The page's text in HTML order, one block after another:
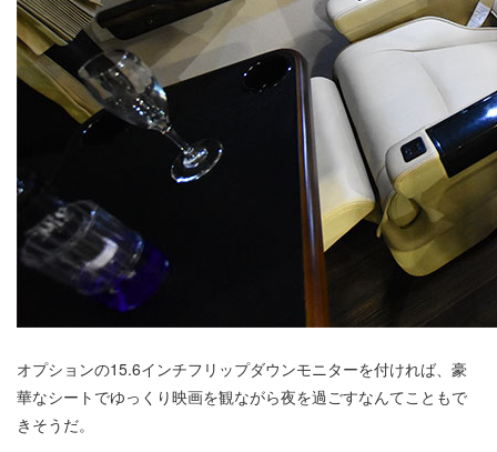
オプションの15.6インチフリップダウンモニターを付ければ、豪
華なシートでゆっくり映画を観ながら夜を過ごすなんてこともで
きそうだ。